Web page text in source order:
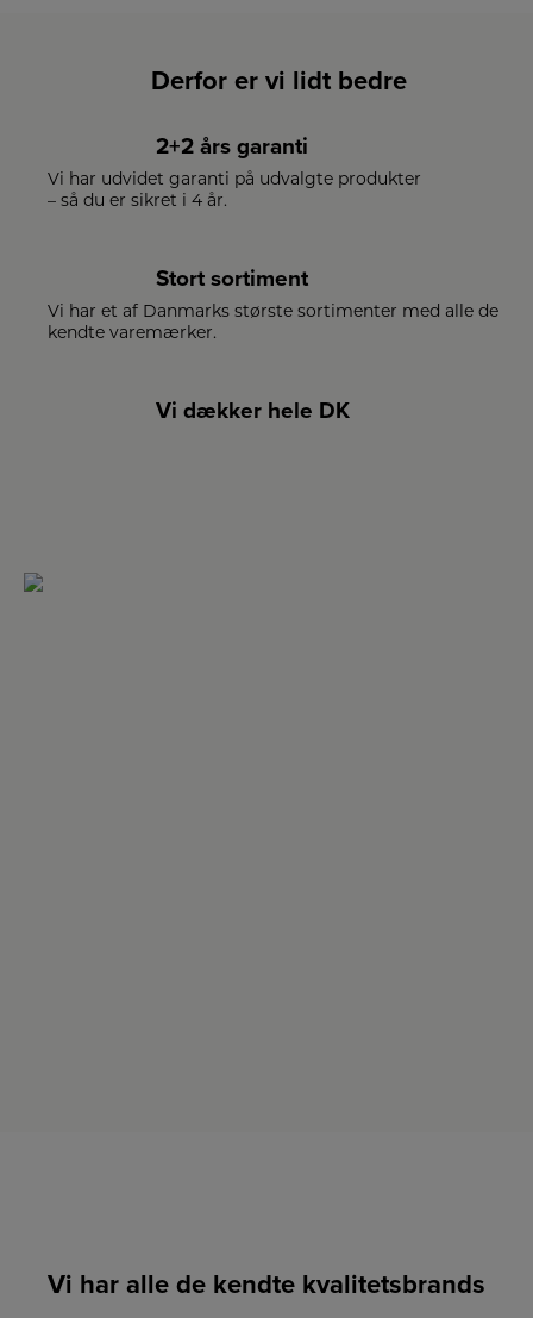
Derfor er vi lidt bedre
2+2 års garanti
Vi har udvidet garanti på udvalgte produkter
– så du er sikret i 4 år.
Stort sortiment
Vi har et af Danmarks største sortimenter med alle de
kendte varemærker.
Vi dækker hele DK
Vi har alle de kendte kvalitetsbrands